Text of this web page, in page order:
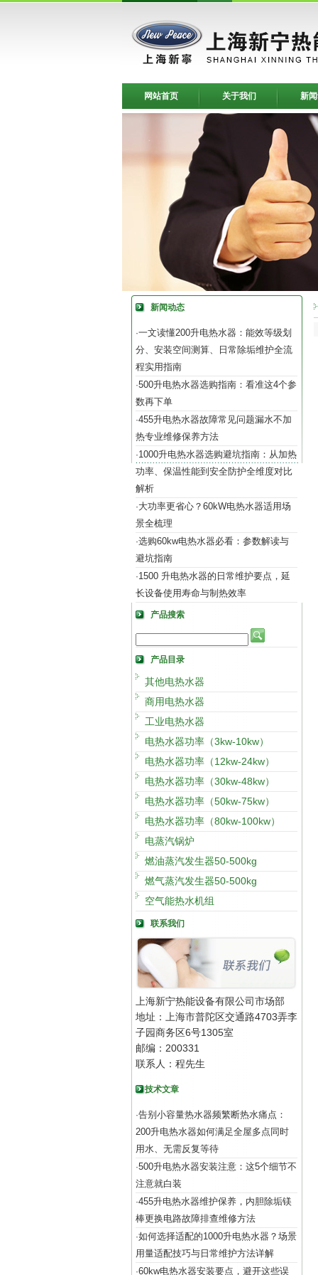
网站首页 关于我们 新
新闻动态
·一文读懂200升电热水器：能效等级划
分、安装空间测算、日常除垢维护全流
程实用指南
·500升电热水器选购指南：看准这4个参
数再下单
·455升电热水器故障常见问题漏水不加
热专业维修保养方法
·1000升电热水器选购避坑指南：从加热
功率、保温性能到安全防护全维度对比
解析
·大功率更省心？60kW电热水器适用场
景全梳理
·选购60kw电热水器必看：参数解读与
避坑指南
·1500 升电热水器的日常维护要点，延
长设备使用寿命与制热效率
产品搜索
产品目录
其他电热水器
商用电热水器
工业电热水器
电热水器功率（3kw-10kw）
电热水器功率（12kw-24kw）
电热水器功率（30kw-48kw）
电热水器功率（50kw-75kw）
电热水器功率（80kw-100kw）
电蒸汽锅炉
燃油蒸汽发生器50-500kg
燃气蒸汽发生器50-500kg
空气能热水机组
联系我们
上海新宁热能设备有限公司市场部
地址：上海市普陀区交通路4703弄李
子园商务区6号1305室
邮编：200331
联系人：程先生
技术文章
·告别小容量热水器频繁断热水痛点：
200升电热水器如何满足全屋多点同时
用水、无需反复等待
·500升电热水器安装注意：这5个细节不
注意就白装
·455升电热水器维护保养，内胆除垢镁
棒更换电路故障排查维修方法
·如何选择适配的1000升电热水器？场景
用量适配技巧与日常维护方法详解
·60kw电热水器安装要点，避开这些误